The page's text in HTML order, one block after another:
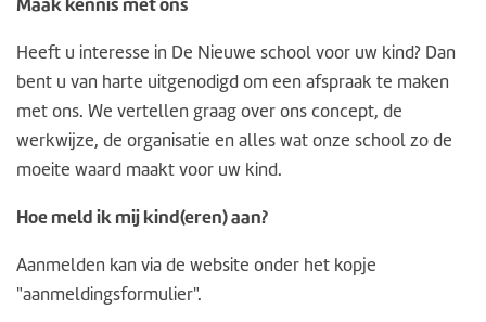
Heeft u interesse in De Nieuwe school voor uw kind? Dan
bent u van harte uitgenodigd om een afspraak te maken
met ons. We vertellen graag over ons concept, de
werkwijze, de organisatie en alles wat onze school zo de
moeite waard maakt voor uw kind.
Hoe meld ik mij kind(eren) aan?
Aanmelden kan via de website onder het kopje
"aanmeldingsformulier".